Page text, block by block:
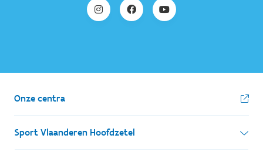
Onze centra
Sport Vlaanderen Hoofdzetel